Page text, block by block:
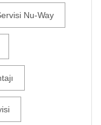
Nu-Way